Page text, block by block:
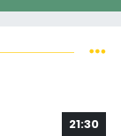
21:30